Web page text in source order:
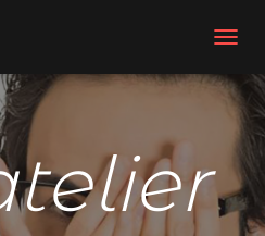
É
P
L
A